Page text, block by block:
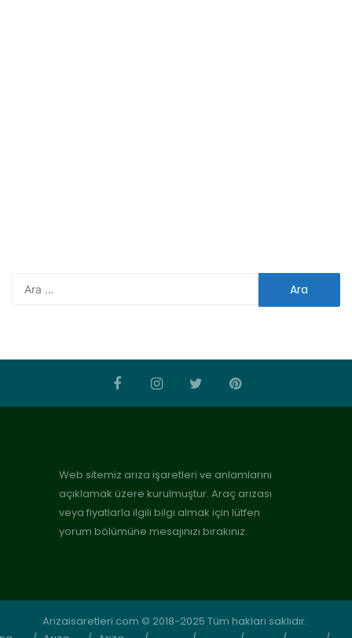
Web sitemiz arıza işaretleri ve anlamlarını
açıklamak üzere kurulmuştur. Araç arızası
veya fiyatlarla ilgili bilgi almak için lütfen
yorum bölümüne mesajınızı bırakınız.
Arizaisaretleri.com © 2018-2025 Tüm hakları saklıdır.